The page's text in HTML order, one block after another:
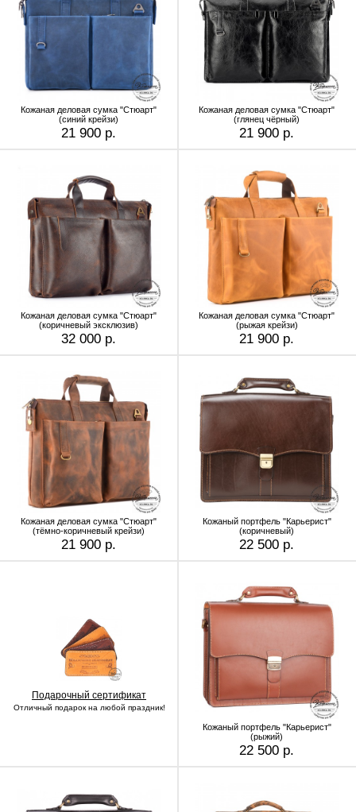
Кожаная деловая сумка "Стюарт"
(синий крейзи)
21 900 р.
Кожаная деловая сумка "Стюарт"
(глянец чёрный)
21 900 р.
Кожаная деловая сумка "Стюарт"
(коричневый эксклюзив)
32 000 р.
Кожаная деловая сумка "Стюарт"
(рыжая крейзи)
21 900 р.
Кожаная деловая сумка "Стюарт"
(тёмно-коричневый крейзи)
21 900 р.
Кожаный портфель "Карьерист"
(коричневый)
22 500 р.
Подарочный сертификат
Отличный подарок на любой праздник!
Кожаный портфель "Карьерист"
(рыжий)
22 500 р.